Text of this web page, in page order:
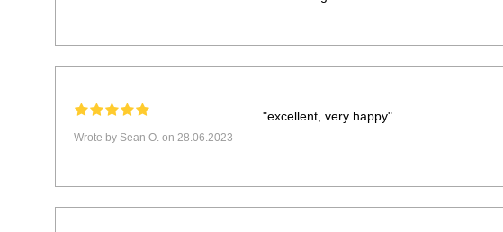
Wrote by Sean O. on 28.06.2023
"excellent, very happy"